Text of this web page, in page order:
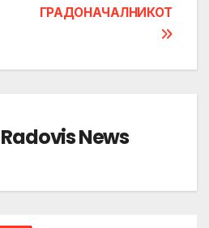
ГРАДОНАЧАЛНИКОТ
Radovis News